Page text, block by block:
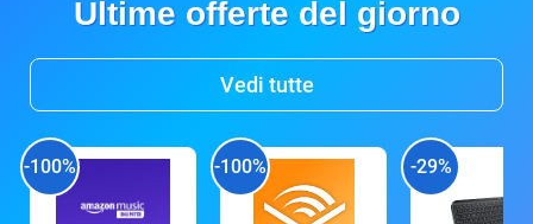
Ultime offerte del giorno
Vedi tutte
-100% -100% -29%